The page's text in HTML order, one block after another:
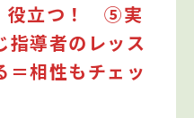
役立つ！ ⑤実
指導者のレッス
＝相性もチェッ